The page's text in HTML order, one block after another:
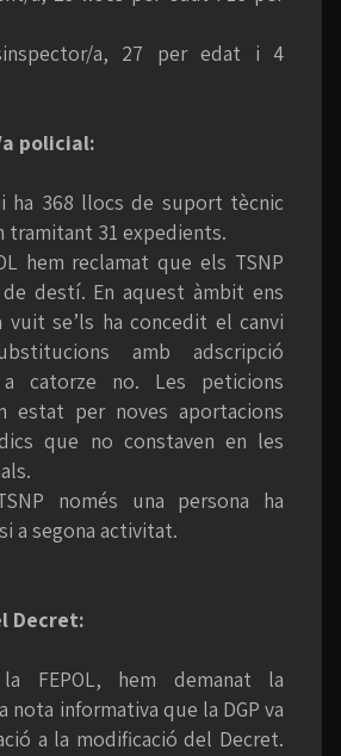
a, 27 per edat i 4
policial:
ha 368 llocs de suport tècnic
tramitant 31 expedients.
hem reclamat que els TSNP
destí. En aquest àmbit ens
vuit se’ls ha concedit el canvi
amb adscripció
catorze no. Les peticions
estat per noves aportacions
que no constaven en les
només una persona ha
a segona activitat.
Decret:
FEPOL, hem demanat la
nota informativa que la DGP va
a la modificació del Decret.